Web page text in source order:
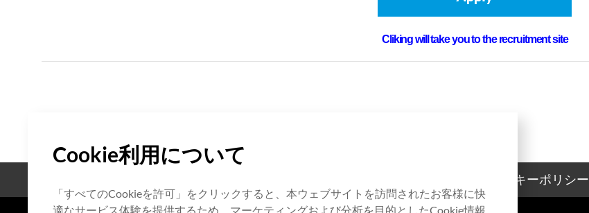
Cliking will take you to the recruitment site
クッキーポリシー
Cookie利用について
「すべてのCookieを許可」をクリックすると、本ウェブサイトを訪問されたお客様に快
適なサービス体験を提供するため、マーケティングおよび分析を目的としたCookie情報